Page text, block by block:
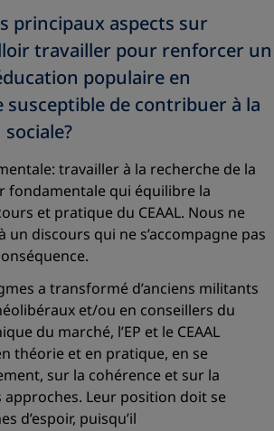
principaux aspects sur
travailler pour renforcer un
populaire en
susceptible de contribuer à la
travailler à la recherche de la
fondamentale qui équilibre la
et pratique du CEAAL. Nous ne
un discours qui ne s’accompagne pas
a transformé d’anciens militants
et/ou en conseillers du
du marché, l’EP et le CEAAL
théorie et en pratique, en se
sur la cohérence et sur la
Leur position doit se
d’espoir, puisqu’il